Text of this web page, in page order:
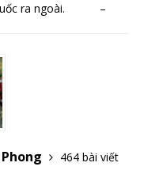
thuốc ra ngoài. –
464 bài viết